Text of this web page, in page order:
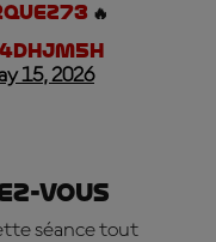
🔥
15, 2026
vous
séance tout